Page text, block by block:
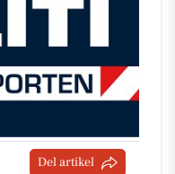
Del artikel